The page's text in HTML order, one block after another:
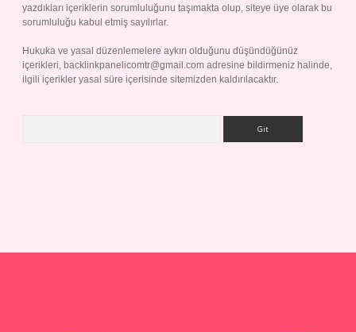
yazdıkları içeriklerin sorumluluğunu taşımakta olup, siteye üye olarak bu
sorumluluğu kabul etmiş sayılırlar.
Hukuka ve yasal düzenlemelere aykırı olduğunu düşündüğünüz
içerikleri, backlinkpanelicomtr@gmail.com adresine bildirmeniz halinde,
ilgili içerikler yasal süre içerisinde sitemizden kaldırılacaktır.